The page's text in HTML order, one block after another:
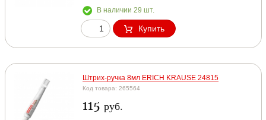
В наличии 29 шт.
Купить
Штрих-ручка 8мл ERICH KRAUSE 24815
Код товара: 265564
115 руб.